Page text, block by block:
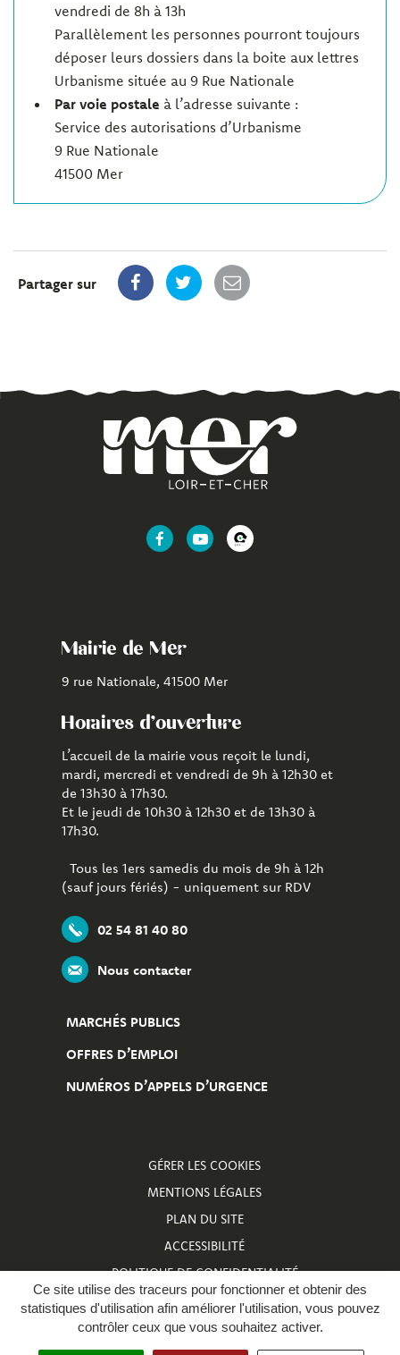
Ce site utilise des traceurs pour fonctionner et obtenir des
statistiques d'utilisation afin améliorer l'utilisation, vous pouvez
contrôler ceux que vous souhaitez activer.
vendredi de 8h à 13h
Parallèlement les personnes pourront toujours
déposer leurs dossiers dans la boite aux lettres
Urbanisme située au 9 Rue Nationale
Par voie postale à l’adresse suivante :
Service des autorisations d’Urbanisme
9 Rue Nationale
41500 Mer
Partager sur
Lien
Lien
Lien
Mairie de Mer
9 rue Nationale, 41500 Mer
Horaires d'ouverture
L’accueil de la mairie vous reçoit le lundi,
mardi, mercredi et vendredi de 9h à 12h30 et
de 13h30 à 17h30.
Et le jeudi de 10h30 à 12h30 et de 13h30 à
17h30.
Tous les 1ers samedis du mois de 9h à 12h
(sauf jours fériés) - uniquement sur RDV
02 54 81 40 80
Nous contacter
MARCHÉS PUBLICS
OFFRES D’EMPLOI
NUMÉROS D’APPELS D’URGENCE
GÉRER LES COOKIES
MENTIONS LÉGALES
PLAN DU SITE
ACCESSIBILITÉ
POLITIQUE DE CONFIDENTIALITÉ
NUMÉROS D’APPELS D’URGENCE